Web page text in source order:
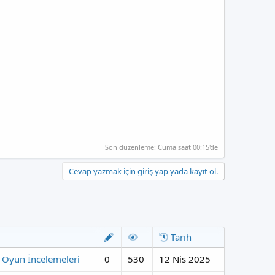
Son düzenleme: Cuma saat 00:15'de
Cevap yazmak için giriş yap yada kayıt ol.
Tarih
İncelemeleri
0 530 12 Nis 2025